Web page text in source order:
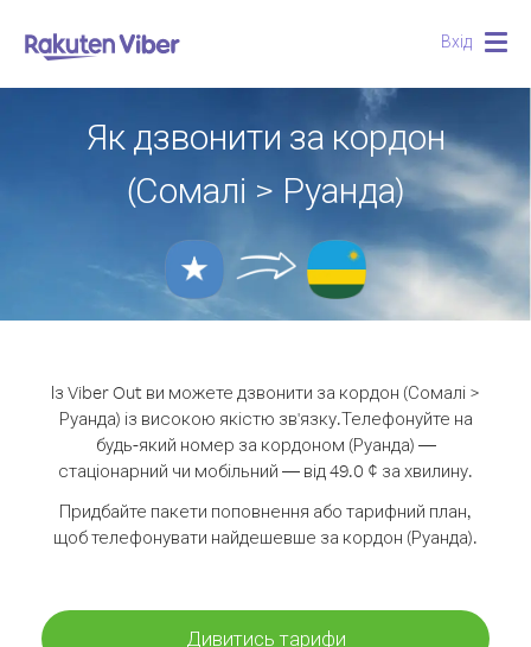
Вхід
Як дзвонити за кордон
(Сомалі > Руанда)
Із Viber Out ви можете дзвонити за кордон (Сомалі >
Руанда) із високою якістю зв'язку.Телефонуйте на
будь-який номер за кордоном (Руанда) —
стаціонарний чи мобільний — від 49.0 ¢ за хвилину.
Придбайте пакети поповнення або тарифний план,
щоб телефонувати найдешевше за кордон (Руанда).
Дивитись тарифи